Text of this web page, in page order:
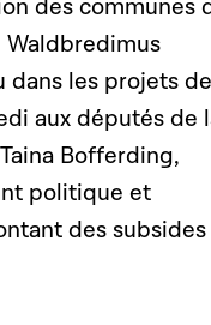
des communes
Waldbredimus
dans les projets
aux députés de
Bofferding,
politique et
des subsides